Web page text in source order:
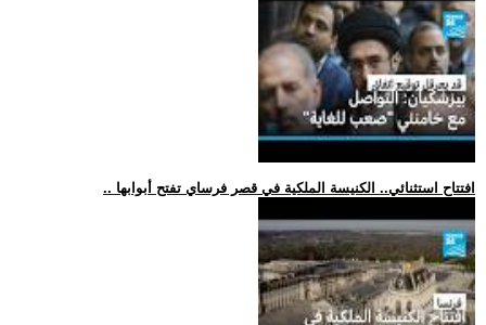
.. افتتاح استثنائي.. الكنيسة الملكية في قصر فرساي تفتح أبوابها